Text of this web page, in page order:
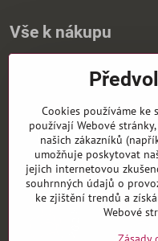
Vše k nákupu
Zasíláme i na Slovensko
Cookies používáme ke
používají Webové
našich zákazníků
umožňuje poskytovat
jejich internetovou
souhrnných údajů o
ke zjištění trendů a
Webové